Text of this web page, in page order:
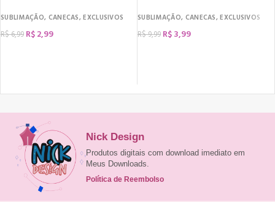
SUBLIMAÇÃO, CANECAS,EXCLUSIVOS
R$6,99 R$2,99
SUBLIMAÇÃO, CANECAS,EXCLUSIVOS
R$9,99 R$3,99
Nick Design
Produtos digitais com download imediato em
Meus Downloads.
Política de Reembolso